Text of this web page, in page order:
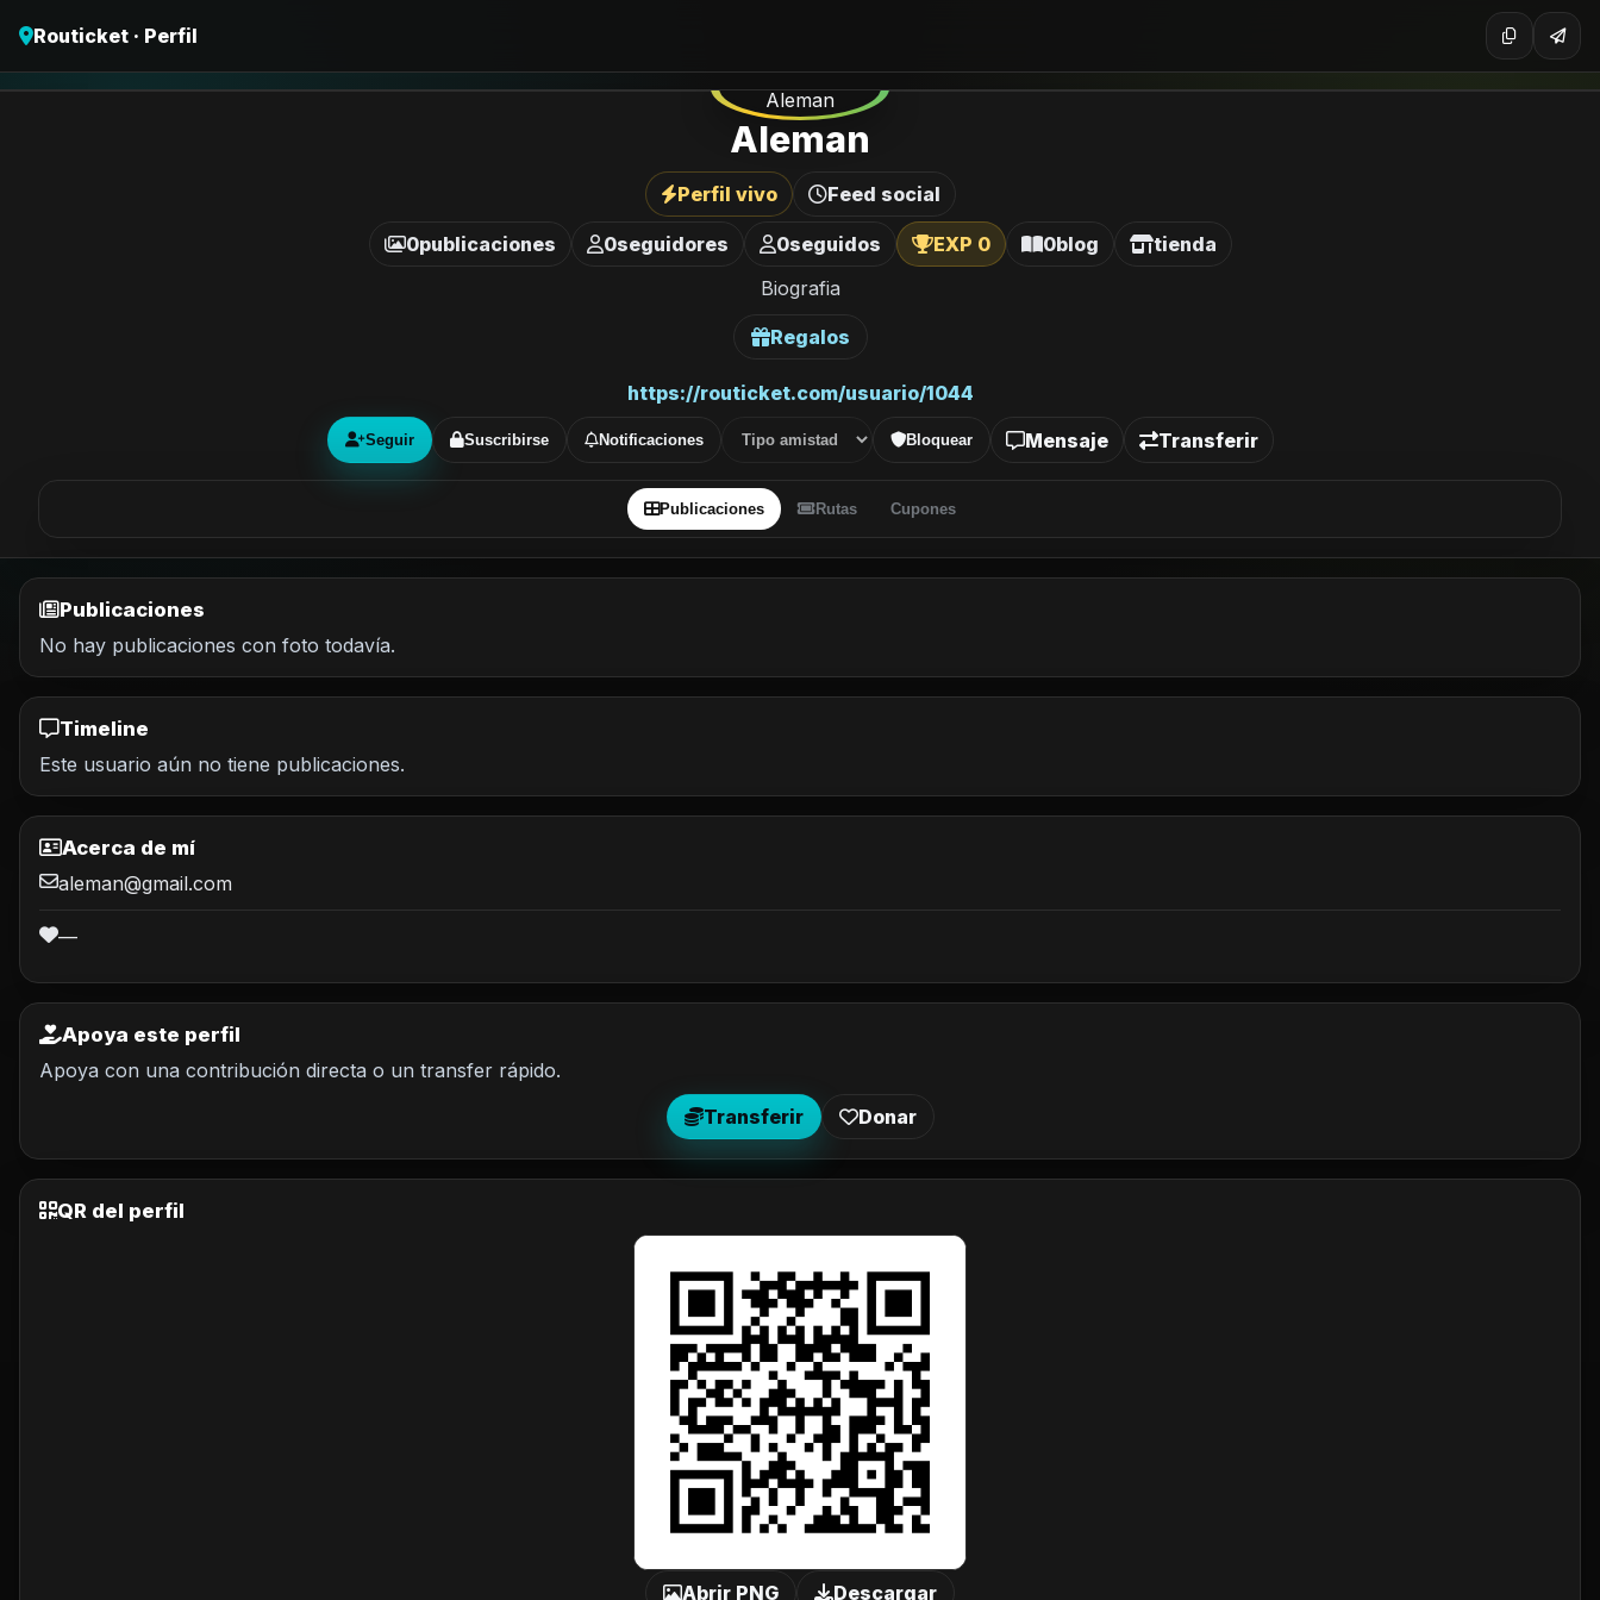
Routicket · Perfil
Aleman
Perfil vivo Feed social
0publicaciones 0seguidores 0seguidos EXP 0 0blog
tienda
Biografia
Regalos
https://routicket.com/usuario/1044
Seguir Suscribirse Notificaciones Bloquear Mensaje Transferir
Publicaciones Rutas Cupones
Publicaciones
No hay publicaciones con foto todavía.
Timeline
Este usuario aún no tiene publicaciones.
Acerca de mí
aleman@gmail.com
—
Apoya este perfil
Apoya con una contribución directa o un transfer rápido.
Transferir
Donar
QR del perfil
Abrir PNG Descargar